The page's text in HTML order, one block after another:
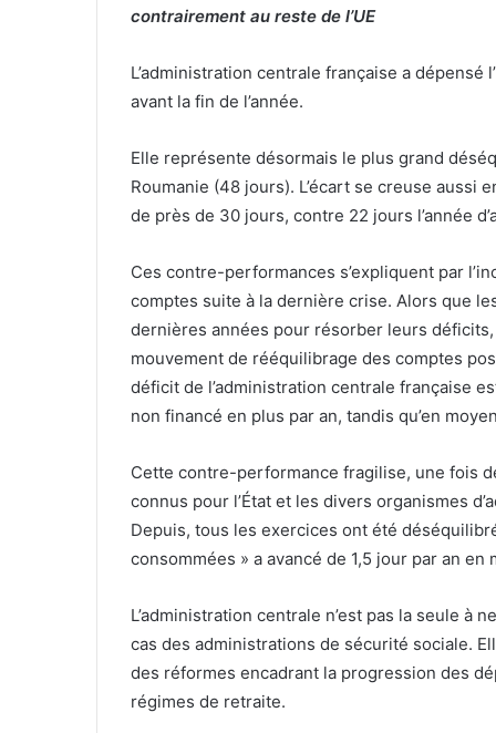
contrairement au reste de l’UE
L’administration centrale française a
avant la fin de l’année.
Elle représente désormais le plus grand
Roumanie (48 jours). L’écart se creuse aussi
de près de 30 jours, contre 22 jours l’année
Ces contre-performances s’expliquent par
comptes suite à la dernière crise. Alors que
dernières années pour résorber leurs déficits,
mouvement de rééquilibrage des comptes
déficit de l’administration centrale française
non financé en plus par an, tandis qu’en
Cette contre-performance fragilise, une fois
connus pour l’État et les divers organismes
Depuis, tous les exercices ont été
consommées » a avancé de 1,5 jour par an en
L’administration centrale n’est pas la seule à
cas des administrations de sécurité sociale.
des réformes encadrant la progression des
régimes de retraite.